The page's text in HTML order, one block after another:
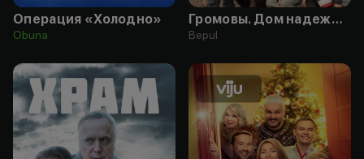
Операция «Холодно»
Obuna
Громовы. Дом надежды
Bepul